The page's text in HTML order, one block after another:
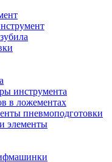
инструмента
в ложементах
пневмоподготовки
элементы